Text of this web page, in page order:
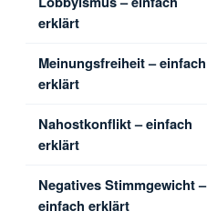
erklärt
Meinungsfreiheit – einfach
erklärt
Nahostkonflikt – einfach
erklärt
Negatives Stimmgewicht –
einfach erklärt